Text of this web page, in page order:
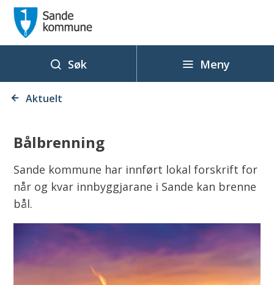
a
n
e
m
m
u
n
Søk Meny
Du Aktuelt
Bålbrenning
Sande kommune har innført lokal forskrift for
når og kvar innbyggjarane i Sande kan brenne
bål.